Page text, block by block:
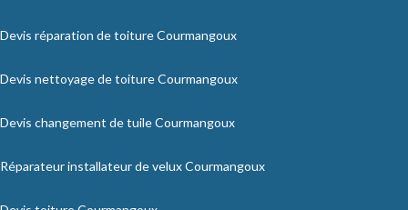
Devis réparation de toiture Courmangoux
Devis nettoyage de toiture Courmangoux
Devis changement de tuile Courmangoux
Réparateur installateur de velux Courmangoux